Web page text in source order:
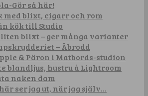
Gör så här!
med blixt, cigarr och rom
kök till Studio
liten blixt – ger många varianter
– Åbrodd
& Päron i Matbords-studion
blandljus, hustru å Lightroom
naken dam
ser jag ut, när jag själv…